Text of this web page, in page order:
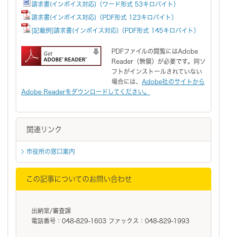
請求書(インボイス対応)（ワード形式 53キロバイト）
請求書(インボイス対応)（PDF形式 123キロバイト）
[記載例]請求書(インボイス対応)（PDF形式 145キロバイト）
PDFファイルの閲覧にはAdobe
Reader（無償）が必要です。同ソ
フトがインストールされていない
場合には、 Adobe社のサイトから
Adobe Readerをダウンロードしてください。
関連リンク
市役所の窓口案内
この記事についてのお問い合わせ
出納室/審査課
電話番号：048-829-1603 ファックス：048-829-1993